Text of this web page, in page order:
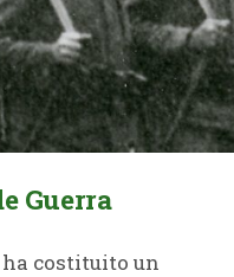
Guerra
costituito un